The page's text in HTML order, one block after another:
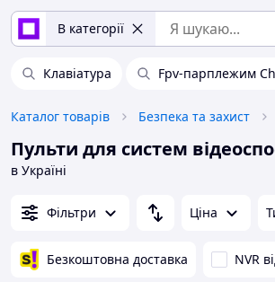
В категорії
Клавіатура Fpv-парплежим
Каталог товарів Безпека та захист
Пульти для систем
в Україні
Фільтри Ціна
Безкоштовна доставка NVR